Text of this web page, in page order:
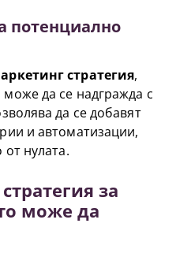
потенциално
стратегия,
да се надгражда с
да се добавят
и автоматизации,
от нулата.
за
може да